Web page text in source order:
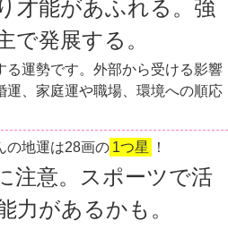
才能があふれる。強
で発展する。
る運勢です。外部から受ける影響
運、家庭運や職場、環境への順応
の地運は28画の 1つ星 ！
注意。スポーツで活
力があるかも。